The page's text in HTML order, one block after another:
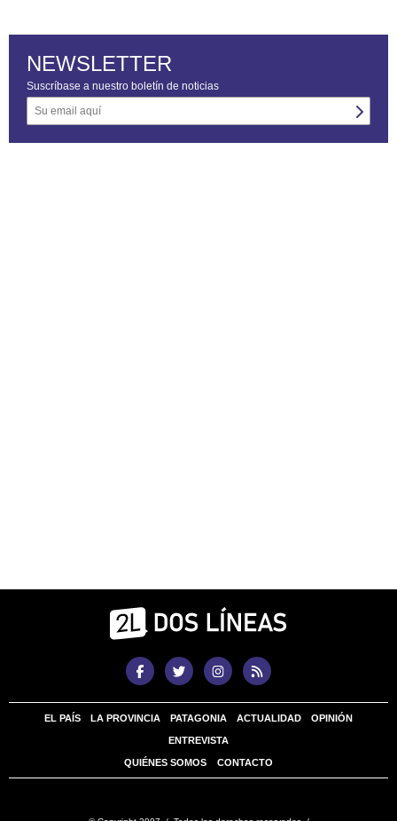
NEWSLETTER
Suscríbase a nuestro boletín de noticias
EL PAÍS LA PROVINCIA PATAGONIA ACTUALIDAD OPINIÓN
ENTREVISTA
QUIÉNES SOMOS CONTACTO